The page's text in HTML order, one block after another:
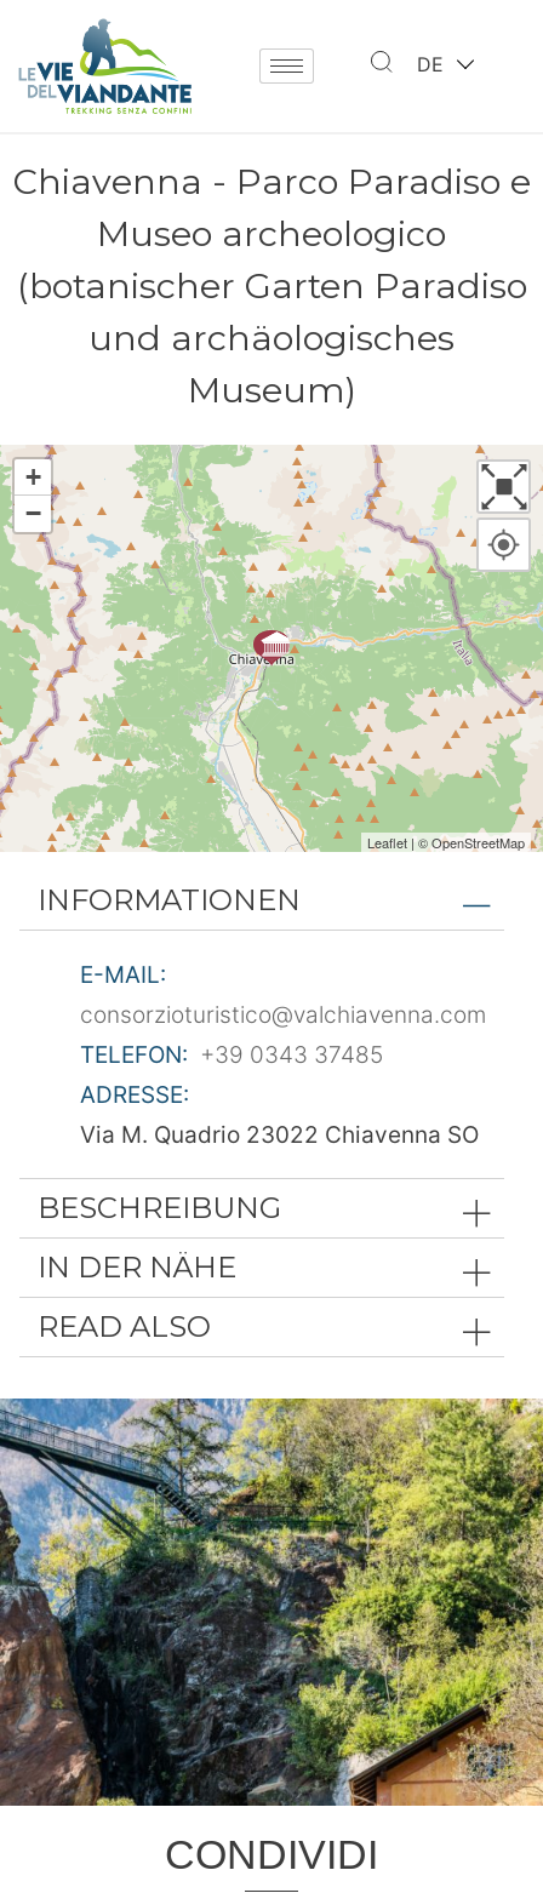
DE
Chiavenna - Parco Paradiso e
Museo archeologico
(botanischer Garten Paradiso
und archäologisches
Museum)
INFORMATIONEN
E-MAIL:
consorzioturistico@valchiavenna.com
TELEFON: +39 0343 37485
ADRESSE:
Via M. Quadrio 23022 Chiavenna SO
BESCHREIBUNG
IN DER NÄHE
READ ALSO
+
−
Leaflet | ©OpenStreetMap
CONDIVIDI